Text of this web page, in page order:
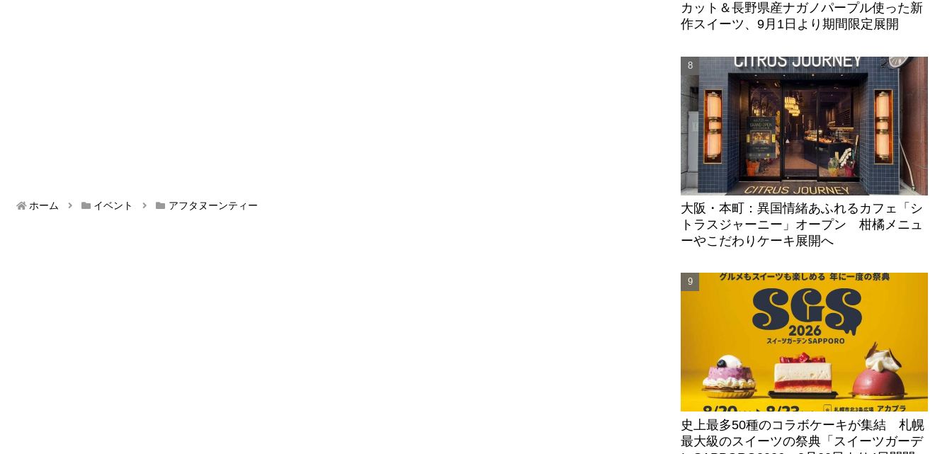
ホーム イベント アフタヌーンティー
カット＆長野県産ナガノパープル使った新
作スイーツ、9月1日より期間限定展開
大阪・本町：異国情緒あふれるカフェ「シ
トラスジャーニー」オープン 柑橘メニュ
ーやこだわりケーキ展開へ
史上最多50種のコラボケーキが集結 札幌
最大級のスイーツの祭典「スイーツガーデ